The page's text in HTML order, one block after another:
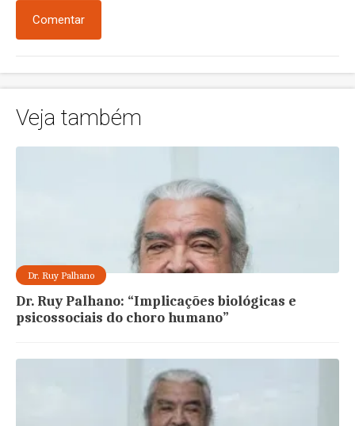
Comentar
Veja também
Dr. Ruy Palhano
Dr. Ruy Palhano: “Implicações biológicas e
psicossociais do choro humano”